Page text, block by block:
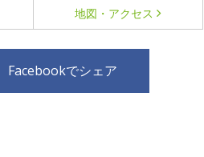
地図・アクセス
Facebookでシェア